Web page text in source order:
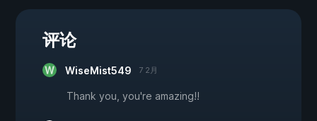
评论
WiseMist549 7 2月
Thank you, you're amazing!!